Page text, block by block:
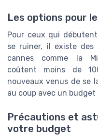
Les options pour
Pour ceux qui
se ruiner, il existe des
cannes comme la
coûtent moins de
nouveaux venus de se
au coup avec un budget
Précautions et
votre budget